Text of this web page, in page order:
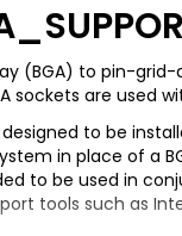
(BGA) to pin-grid-
sockets are used
designed to be
in place of a
to be used in
tools such as